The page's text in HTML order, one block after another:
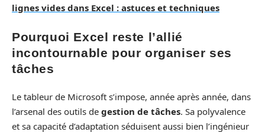
lignes vides dans Excel : astuces et techniques
Pourquoi Excel reste l’allié
incontournable pour organiser ses
tâches
Le tableur de Microsoft s’impose, année après année, dans
l’arsenal des outils de gestion de tâches. Sa polyvalence
et sa capacité d’adaptation séduisent aussi bien l’ingénieur